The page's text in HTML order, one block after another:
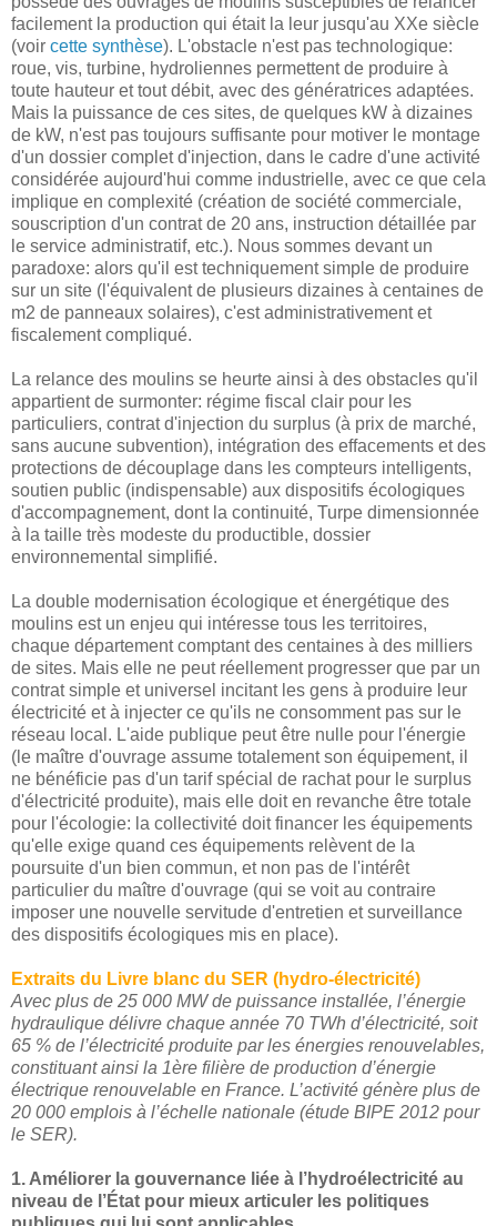
facilement la production qui était la leur jusqu'au XXe siècle
(voir cette synthèse). L'obstacle n'est pas technologique:
roue, vis, turbine, hydroliennes permettent de produire à
toute hauteur et tout débit, avec des génératrices adaptées.
Mais la puissance de ces sites, de quelques kW à dizaines
de kW, n'est pas toujours suffisante pour motiver le montage
d'un dossier complet d'injection, dans le cadre d'une activité
considérée aujourd'hui comme industrielle, avec ce que cela
implique en complexité (création de société commerciale,
souscription d'un contrat de 20 ans, instruction détaillée par
le service administratif, etc.). Nous sommes devant un
paradoxe: alors qu'il est techniquement simple de produire
sur un site (l'équivalent de plusieurs dizaines à centaines de
m2 de panneaux solaires), c'est administrativement et
fiscalement compliqué.
La relance des moulins se heurte ainsi à des obstacles qu'il
appartient de surmonter: régime fiscal clair pour les
particuliers, contrat d'injection du surplus (à prix de marché,
sans aucune subvention), intégration des effacements et des
protections de découplage dans les compteurs intelligents,
soutien public (indispensable) aux dispositifs écologiques
d'accompagnement, dont la continuité, Turpe dimensionnée
à la taille très modeste du productible, dossier
environnemental simplifié.
La double modernisation écologique et énergétique des
moulins est un enjeu qui intéresse tous les territoires,
chaque département comptant des centaines à des milliers
de sites. Mais elle ne peut réellement progresser que par un
contrat simple et universel incitant les gens à produire leur
électricité et à injecter ce qu'ils ne consomment pas sur le
réseau local. L'aide publique peut être nulle pour l'énergie
(le maître d'ouvrage assume totalement son équipement, il
ne bénéficie pas d'un tarif spécial de rachat pour le surplus
d'électricité produite), mais elle doit en revanche être totale
pour l'écologie: la collectivité doit financer les équipements
qu'elle exige quand ces équipements relèvent de la
poursuite d'un bien commun, et non pas de l'intérêt
particulier du maître d'ouvrage (qui se voit au contraire
imposer une nouvelle servitude d'entretien et surveillance
des dispositifs écologiques mis en place).
Extraits du Livre blanc du SER (hydro-électricité)
Avec plus de 25 000 MW de puissance installée, l’énergie
hydraulique délivre chaque année 70 TWh d’électricité, soit
65 % de l’électricité produite par les énergies renouvelables,
constituant ainsi la 1ère filière de production d’énergie
électrique renouvelable en France. L’activité génère plus de
20 000 emplois à l’échelle nationale (étude BIPE 2012 pour
le SER).
1. Améliorer la gouvernance liée à l’hydroélectricité au
niveau de l’État pour mieux articuler les politiques